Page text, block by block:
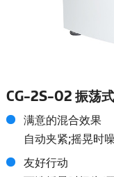
CG-2S-02 振荡
满意的混合效果
自动夹紧;摇晃时
友好行动